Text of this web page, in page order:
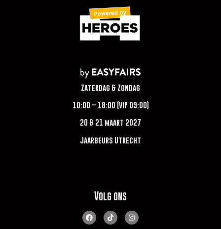
Zaterdag & Zondag
10:00 – 18:00 (VIP 09:00)
20 & 21 maart 2027
Jaarbeurs Utrecht
Volg ons